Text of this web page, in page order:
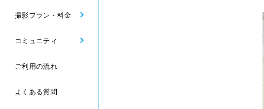
撮影プラン・料金
コミュニティ
ご利用の流れ
よくある質問